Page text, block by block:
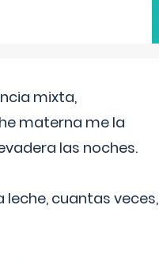
mixta,
materna me la
las noches.
cuantas veces,